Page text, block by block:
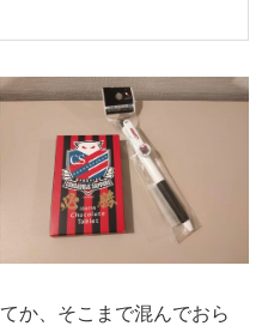
か、そこまで混んでおら